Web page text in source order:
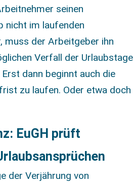
seinen
nicht im laufenden
muss der Arbeitgeber ihn
Verfall der Urlaubstage
dann beginnt auch die
zu laufen. Oder etwa doch
EuGH prüft
der Verjährung von